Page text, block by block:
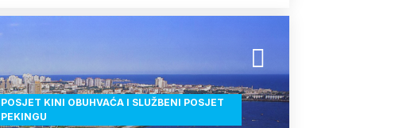
POSJET KINI OBUHVAĆA I SLUŽBENI POSJET
PEKINGU